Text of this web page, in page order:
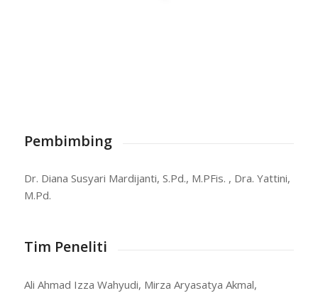
Pembimbing
Dr. Diana Susyari Mardijanti, S.Pd., M.PFis. , Dra. Yattini,
M.Pd.
Tim Peneliti
Ali Ahmad Izza Wahyudi, Mirza Aryasatya Akmal,